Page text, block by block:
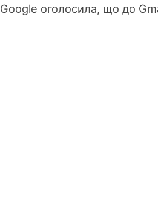
Google оголосила, що до